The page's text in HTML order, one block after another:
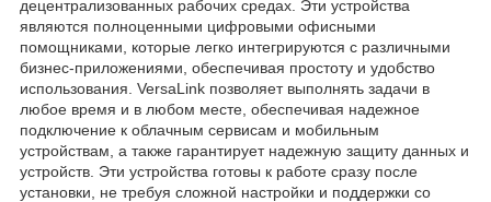
децентрализованных рабочих средах. Эти устройства
являются полноценными цифровыми офисными
помощниками, которые легко интегрируются с различными
бизнес-приложениями, обеспечивая простоту и удобство
использования. VersaLink позволяет выполнять задачи в
любое время и в любом месте, обеспечивая надежное
подключение к облачным сервисам и мобильным
устройствам, а также гарантирует надежную защиту данных и
устройств. Эти устройства готовы к работе сразу после
установки, не требуя сложной настройки и поддержки со